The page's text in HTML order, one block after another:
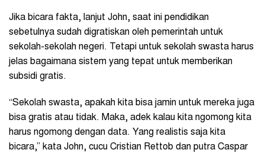
Jika bicara fakta, lanjut John, saat ini pendidikan
sebetulnya sudah digratiskan oleh pemerintah untuk
sekolah-sekolah negeri. Tetapi untuk sekolah swasta harus
jelas bagaimana sistem yang tepat untuk memberikan
subsidi gratis.
“Sekolah swasta, apakah kita bisa jamin untuk mereka juga
bisa gratis atau tidak. Maka, adek kalau kita ngomong kita
harus ngomong dengan data. Yang realistis saja kita
bicara,” kata John, cucu Cristian Rettob dan putra Caspar